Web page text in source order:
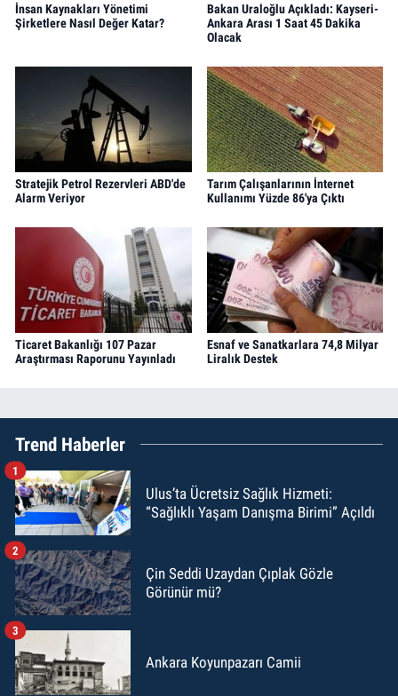
İnsan Kaynakları Yönetimi
Şirketlere Nasıl Değer Katar?
Bakan Uraloğlu Açıkladı: Kayseri-
Ankara Arası 1 Saat 45 Dakika
Olacak
Stratejik Petrol Rezervleri ABD'de
Alarm Veriyor
Tarım Çalışanlarının İnternet
Kullanımı Yüzde 86'ya Çıktı
Ticaret Bakanlığı 107 Pazar
Araştırması Raporunu Yayınladı
Esnaf ve Sanatkarlara 74,8 Milyar
Liralık Destek
Trend Haberler
Ulus’ta Ücretsiz Sağlık Hizmeti:
“Sağlıklı Yaşam Danışma Birimi” Açıldı
1
Çin Seddi Uzaydan Çıplak Gözle
Görünür mü?
2
Ankara Koyunpazarı Camii
3